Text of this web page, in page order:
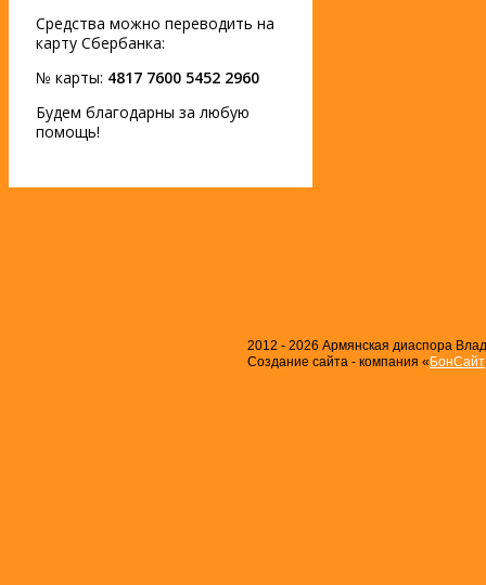
Средства можно переводить на
карту Сбербанка:
№ карты: 4817 7600 5452 2960
Будем благодарны за любую
помощь!
2012 - 2026 Армянская диаспора
Создание сайта - компания «БонСайт